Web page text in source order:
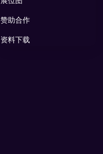
赞助合作
资料下载